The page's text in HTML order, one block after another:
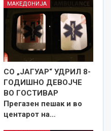
МАКЕДОНИЈА
СО „ЈАГУАР“ УДРИЛ 8-
ГОДИШНО ДЕВОЈЧЕ
ВО ГОСТИВАР
Прегазен пешак и во
центарот на…